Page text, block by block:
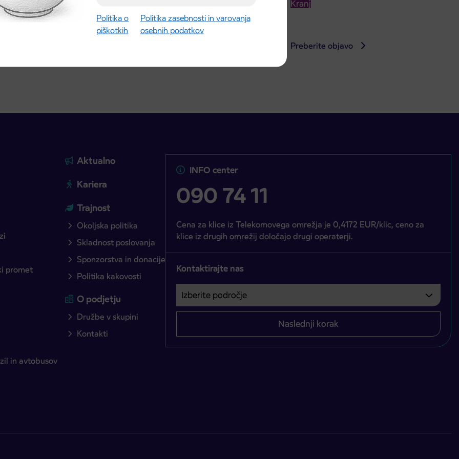
Politika o
piškotkih
Politika zasebnosti in varovanja
osebnih podatkov
za šolsko leto
se začne 21.
Kranj
Preberite objavo
promet
in avtobusov
Aktualno
Kariera
Trajnost
Okoljska politika
Skladnost poslovanja
Sponzorstva in donacije
Politika kakovosti
O podjetju
Družbe v skupini
Kontakti
INFO center
090 74 11
Cena za klice iz Telekomovega omrežja je 0,4172 EUR/klic, ceno za
klice iz drugih omrežij določajo drugi operaterji.
Kontaktirajte nas
Izberite področje
Področje je obvezno izbrati.
Naslednji korak